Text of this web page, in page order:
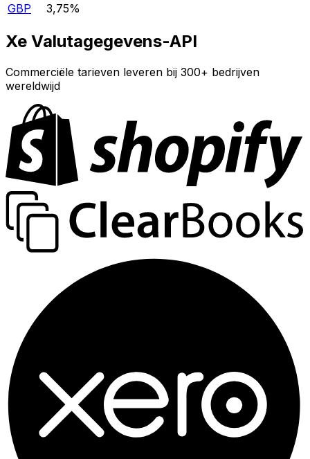
GBP
3,75%
Xe Valutagegevens-API
Commerciële tarieven leveren bij 300+ bedrijven
wereldwijd